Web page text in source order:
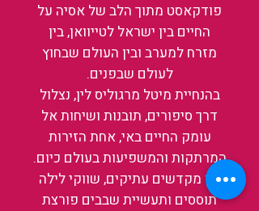
פודקאסט מתוך הלב של אסיה על
החיים בין ישראל לטייוואן, בין
מזרח למערב ובין העולם שבחוץ
לעולם שבפנים.
בהנחיית מיטל מרגוליס לין, נצלול
דרך סיפורים, תובנות ושיחות אל
עומק החיים באי, אחת הזירות
המרתקות והמשפיעות בעולם כיום.
בין מקדשים עתיקים, שווקי לילה
תוססים ותעשיית שבבים פורצת